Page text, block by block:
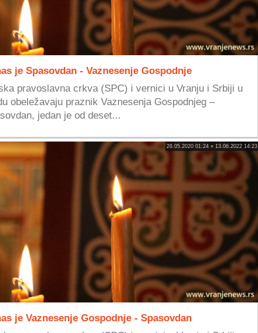
je Spasovdan - Vaznesenje Gospodnje
pravoslavna crkva (SPC) i vernici u Vranju i Srbiji u
obeležavaju praznik Vaznesenja Gospodnjeg –
jedan je od deset...
28.05.2020 01:24 » 13.06.2022 14:23
je Vaznesenje Gospodnje - Spasovdan